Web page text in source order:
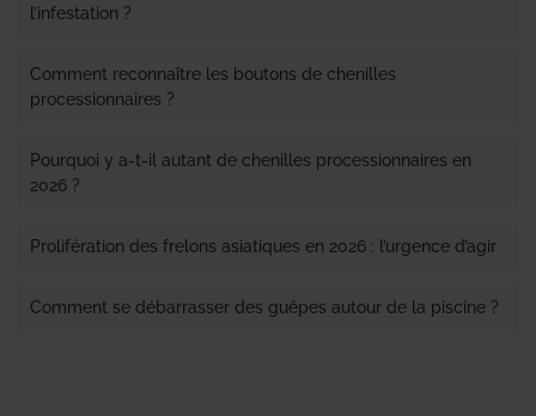
l’infestation ?
Comment reconnaître les boutons de chenilles
processionnaires ?
Pourquoi y a-t-il autant de chenilles processionnaires en
2026 ?
Prolifération des frelons asiatiques en 2026 : l’urgence d’agir
Comment se débarrasser des guêpes autour de la piscine ?